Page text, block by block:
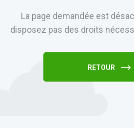
La page demandée est
disposez pas des droits
RETOUR